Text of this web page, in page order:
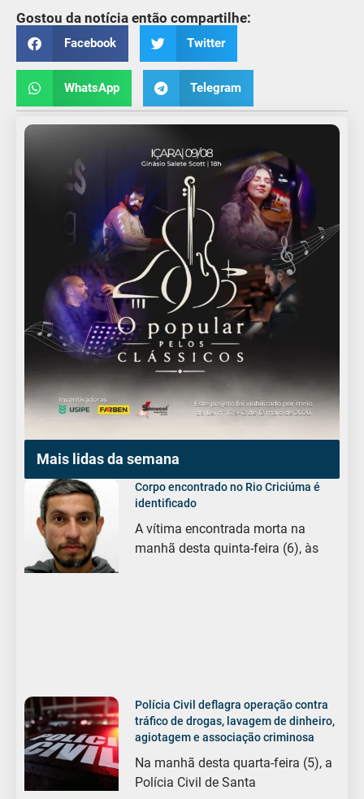
Gostou da notícia então compartilhe:
Facebook Twitter
WhatsApp Telegram
Mais lidas da semana
Corpo encontrado no Rio Criciúma é
identificado
A vítima encontrada morta na
manhã desta quinta-feira (6), às
Polícia Civil deflagra operação contra
tráfico de drogas, lavagem de dinheiro,
agiotagem e associação criminosa
Na manhã desta quarta-feira (5), a
Polícia Civil de Santa